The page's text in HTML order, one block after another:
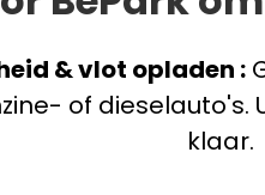
& vlot opladen :
of dieselauto's.
klaar.